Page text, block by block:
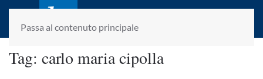
Passa al contenuto principale
laletteraturaenoi.it
fondato da Romano Luperini
Tag: carlo maria cipolla